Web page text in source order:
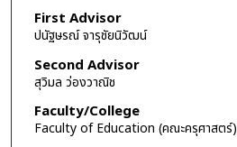
First Advisor
ปนัฐษรณ์ จารุชัยนิวัฒน์
Second Advisor
สุวิมล ว่องวาณิช
Faculty/College
Faculty of Education (คณะครุศาสตร์)